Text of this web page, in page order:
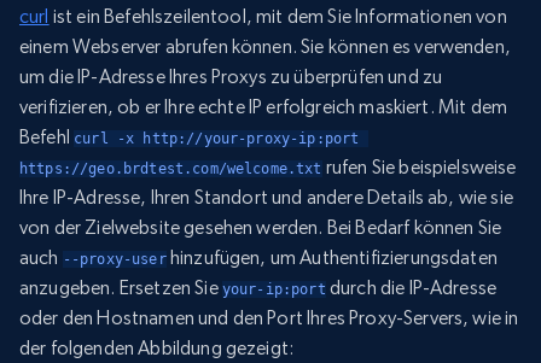
curl ist ein Befehlszeilentool, mit dem Sie Informationen von
einem Webserver abrufen können. Sie können es verwenden,
um die IP-Adresse Ihres Proxys zu überprüfen und zu
verifizieren, ob er Ihre echte IP erfolgreich maskiert. Mit dem
Befehl curl -x http://your-proxy-ip:port
https://geo.brdtest.com/welcome.txt rufen Sie beispielsweise
Ihre IP-Adresse, Ihren Standort und andere Details ab, wie sie
von der Zielwebsite gesehen werden. Bei Bedarf können Sie
auch --proxy-userhinzufügen, um Authentifizierungsdaten
anzugeben. Ersetzen Sie your-ip:portdurch die IP-Adresse
oder den Hostnamen und den Port Ihres Proxy-Servers, wie in
der folgenden Abbildung gezeigt: